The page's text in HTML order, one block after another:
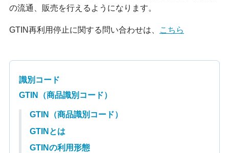
の流通、販売を行えるようになります。
GTIN再利用停止に関する問い合わせは、 こちら
識別コード
GTIN（商品識別コード）
GTIN（商品識別コード）
GTINとは
GTINの利用形態